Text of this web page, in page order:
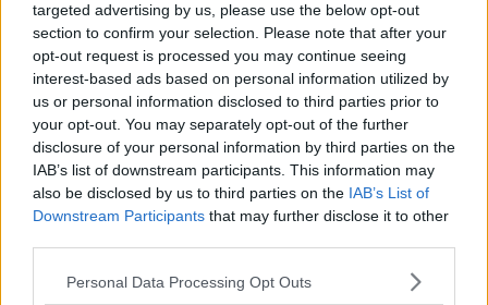
targeted advertising by us, please use the below opt-out
section to confirm your selection. Please note that after your
opt-out request is processed you may continue seeing
interest-based ads based on personal information utilized by
us or personal information disclosed to third parties prior to
your opt-out. You may separately opt-out of the further
disclosure of your personal information by third parties on the
IAB’s list of downstream participants. This information may
also be disclosed by us to third parties on the IAB’s List of
Downstream Participants that may further disclose it to other
Personal Data Processing Opt Outs
Aretina scopre farmaco contro l'invecchiamento
"Fiori dal Mal", la mostra collettiva di ARTwalk
Passione bracco italiano, il mondiale è qui
TEDxArezzo si presenta alla città
​Io sto ancora con gli indiani
Visto USA: come fare richiesta per un viaggio